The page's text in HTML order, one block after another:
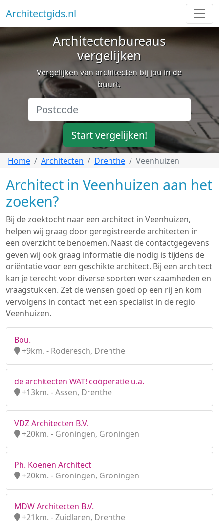
Architectgids.nl
Architectenbureaus
vergelijken
Vergelijken van architecten bij jou in de
buurt.
Start vergelijken!
Home Architecten Drenthe Veenhuizen
Architect in Veenhuizen aan het
zoeken?
Bij de zoektocht naar een architect in Veenhuizen,
helpen wij graag door geregistreerde architecten in
een overzicht te benoemen. Naast de contactgegevens
geven wij ook graag informatie die nodig is tijdens de
oriëntatie voor een geschikte architect. Bij een architect
kan je terecht voor diverse soorten werkzaamheden en
vraagstukken. Zet de wensen goed op een rij en kom
vervolgens in contact met een specialist in de regio
Veenhuizen.
Bou.
+9km. - Roderesch, Drenthe
de architecten WAT! coöperatie u.a.
+13km. - Assen, Drenthe
VDZ Architecten B.V.
+20km. - Groningen, Groningen
Ph. Koenen Architect
+20km. - Groningen, Groningen
MDW Architecten B.V.
+21km. - Zuidlaren, Drenthe